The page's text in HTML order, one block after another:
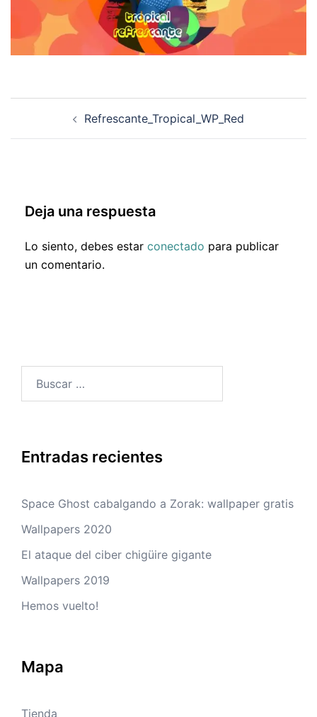
Refrescante_Tropical_WP_Red
Deja una respuesta
Lo siento, debes estar conectado para publicar
un comentario.
Entradas recientes
Space Ghost cabalgando a Zorak: wallpaper gratis
Wallpapers 2020
El ataque del ciber chigüire gigante
Wallpapers 2019
Hemos vuelto!
Mapa
Tienda